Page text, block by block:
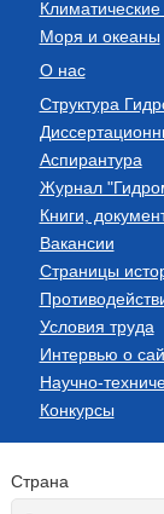
Моря и океаны
О нас
Структура
Аспирантура
Журнал
Книги,
Вакансии
Страницы
Условия труда
Интервью о
Научно-
Конкурсы
Страна